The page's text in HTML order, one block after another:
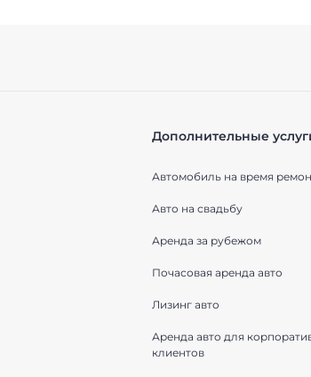
Дополнительные
Автомобиль на время
Авто на свадьбу
Аренда за рубежом
Почасовая аренда авто
Лизинг авто
Аренда авто для
клиентов